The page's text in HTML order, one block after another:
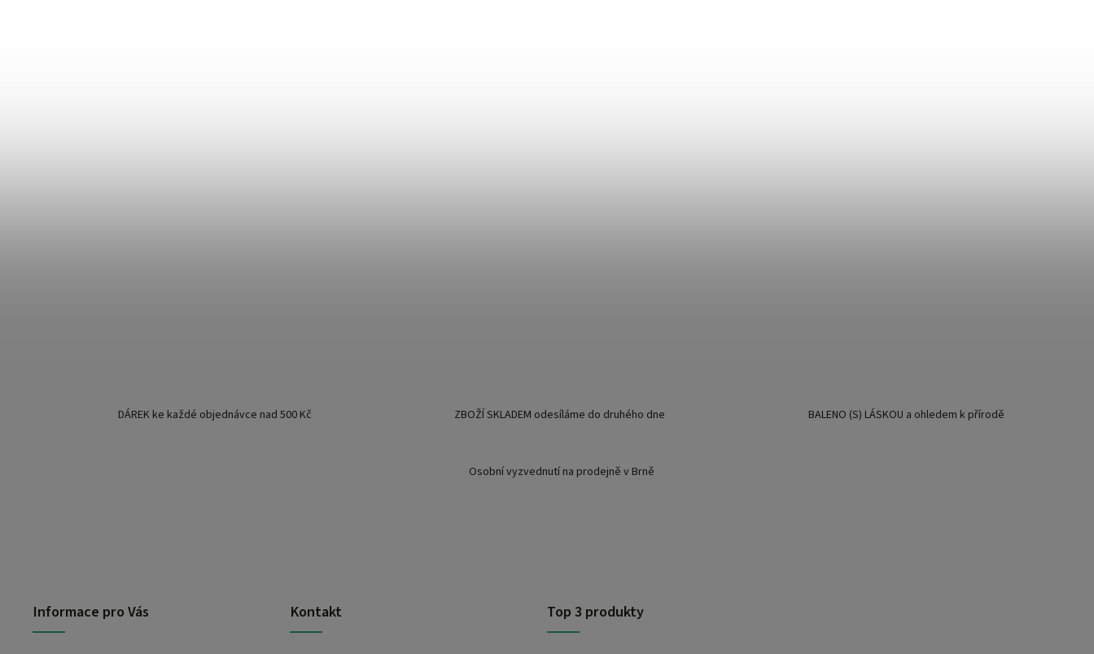
DÁREK ke každé objednávce nad 500 Kč ZBOŽÍ SKLADEM odesíláme do druhého dne BALENO (S) LÁSKOU a ohledem k přírodě
Osobní vyzvednutí na prodejně v Brně
Informace pro Vás Kontakt Top 3 produkty